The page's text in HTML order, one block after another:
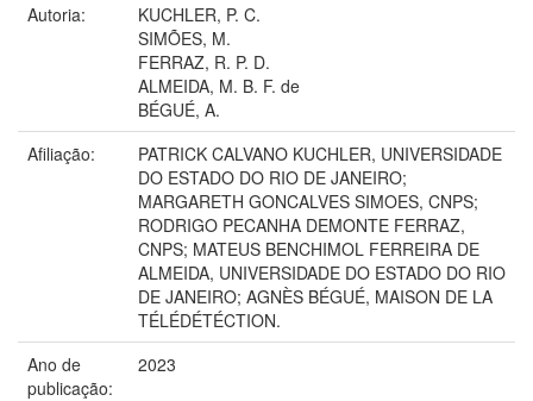
Autoria:
KUCHLER, P. C.
SIMÕES, M.
FERRAZ, R. P. D.
ALMEIDA, M. B. F. de
BÉGUÉ, A.
Afiliação:
PATRICK CALVANO KUCHLER, UNIVERSIDADE
DO ESTADO DO RIO DE JANEIRO;
MARGARETH GONCALVES SIMOES, CNPS;
RODRIGO PECANHA DEMONTE FERRAZ,
CNPS; MATEUS BENCHIMOL FERREIRA DE
ALMEIDA, UNIVERSIDADE DO ESTADO DO RIO
DE JANEIRO; AGNÈS BÉGUÉ, MAISON DE LA
TÉLÉDÉTÉCTION.
Ano de
publicação:
2023